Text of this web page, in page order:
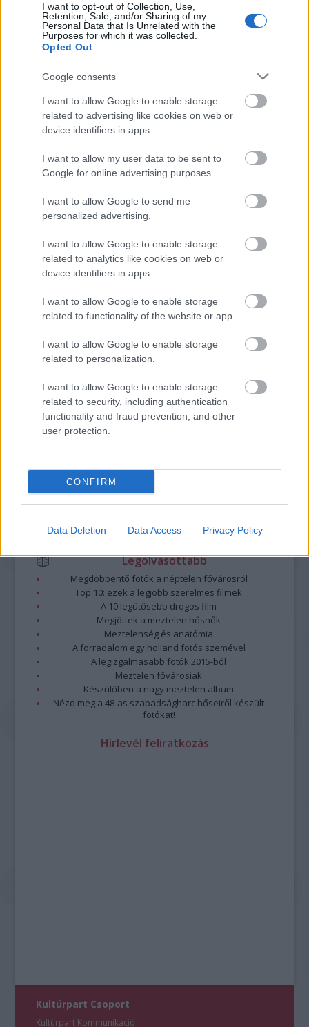
I want to opt-out of Collection, Use,
Retention, Sale, and/or Sharing of my
Personal Data that Is Unrelated with the
Purposes for which it was collected.
Opted Out
Google consents
I want to allow Google to enable storage
related to advertising like cookies on web or
device identifiers in apps.
I want to allow my user data to be sent to
Google for online advertising purposes.
I want to allow Google to send me
personalized advertising.
I want to allow Google to enable storage
related to analytics like cookies on web or
device identifiers in apps.
I want to allow Google to enable storage
related to functionality of the website or app.
I want to allow Google to enable storage
related to personalization.
I want to allow Google to enable storage
related to security, including authentication
functionality and fraud prevention, and other
user protection.
CONFIRM
Data Deletion Data Access Privacy Policy
VÁLHATTÁL VOLNA?
ONE MORE LIKE: A MAGYAR SPORTDRÁMA, AMI
NÉGY TITOKZATOS FŐHŐS EGY LAKÁSBAN -
ISMERD MEG KÖZELEBBRŐL AZ EGYKUTYA
A bejegyzés trackback címe:
https://kulturpart.hu/api/trackback/id/7938520
vonatkozó jogszabályok
értelmében felhasználói tartalomnak
szolgáltatás technikai
nem vállal, azokat nem ellenőrzi. Kifogás esetén forduljon a blog szerkesztőjéhez.
Részletek a
Legolvasottabb
Megdöbbentő fotók a néptelen fővárosról
Top 10: ezek a legjobb szerelmes filmek
A 10 legütősebb drogos film
Megjöttek a meztelen hősnők
Meztelenség és anatómia
A forradalom egy holland fotós szemével
A legizgalmasabb fotók 2015-ből
Meztelen fővárosiak
Készülőben a nagy meztelen album
Nézd meg a 48-as szabadságharc hőseiről készült
fotókat!
Hírlevél feliratkozás
Kultúrpart Csoport
Kultúrpart Kommunikáció